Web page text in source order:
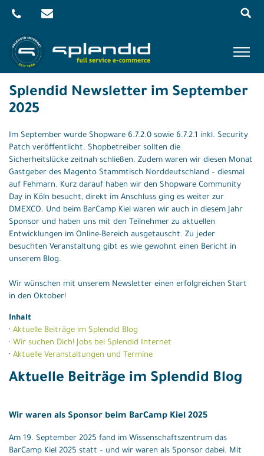
Skip
Menu
Referenzen
Leistungen
Agentur
Blog
Kontakt
Shop
Splendid Newsletter im September
2025
Im September wurde Shopware 6.7.2.0 sowie 6.7.2.1 inkl. Security
Patch veröffentlicht. Shopbetreiber sollten die
Sicherheitslücke zeitnah schließen. Zudem waren wir diesen Monat
Gastgeber des Magento Stammtisch Norddeutschland – diesmal
auf Fehmarn. Kurz darauf haben wir den Shopware Community
Day in Köln besucht, direkt im Anschluss ging es weiter zur
DMEXCO. Und beim BarCamp Kiel waren wir auch in diesem Jahr
Sponsor und haben uns mit den Teilnehmer zu aktuellen
Entwicklungen im Online-Bereich ausgetauscht. Zu jeder
besuchten Veranstaltung gibt es wie gewohnt einen Bericht in
unserem Blog.
Wir wünschen mit unserem Newsletter einen erfolgreichen Start
in den Oktober!
Inhalt
· Aktuelle Beiträge im Splendid Blog
· Wir suchen Dich! Jobs bei Splendid Internet
· Aktuelle Veranstaltungen und Termine
Aktuelle Beiträge im Splendid Blog
Wir waren als Sponsor beim BarCamp Kiel 2025
Am 19. September 2025 fand im Wissenschaftszentrum das
BarCamp Kiel 2025 statt – und wir waren als Sponsor dabei. Mit